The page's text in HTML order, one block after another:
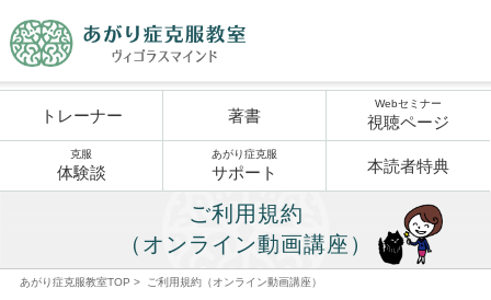
トレーナー 著書
Webセミナー
視聴ページ
克服
体験談
あがり症克服
サポート 本読者特典
ご利用規約
（オンライン動画講座）
あがり症克服教室TOP > ご利用規約（オンライン動画講座）